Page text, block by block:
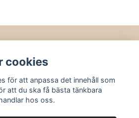
Köpvillkor
Kontakt
Utvalt
cookies
för att anpassa det innehåll som
att du ska få bästa tänkbara
hos oss.